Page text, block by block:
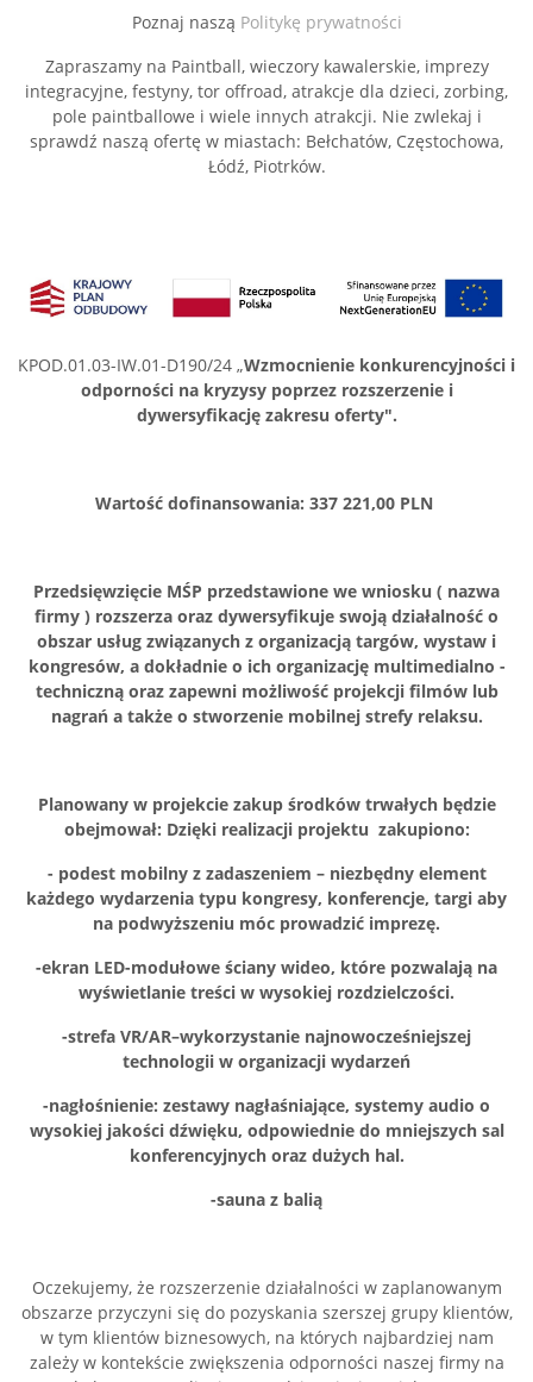
Poznaj naszą Politykę prywatności
Zapraszamy na Paintball, wieczory kawalerskie, imprezy
integracyjne, festyny, tor offroad, atrakcje dla dzieci, zorbing,
pole paintballowe i wiele innych atrakcji. Nie zwlekaj i
sprawdź naszą ofertę w miastach: Bełchatów, Częstochowa,
Łódź, Piotrków.
KPOD.01.03-IW.01-D190/24 „Wzmocnienie konkurencyjności i
odporności na kryzysy poprzez rozszerzenie i
dywersyfikację zakresu oferty".
Wartość dofinansowania: 337 221,00 PLN
Przedsięwzięcie MŚP przedstawione we wniosku ( nazwa
firmy ) rozszerza oraz dywersyfikuje swoją działalność o
obszar usług związanych z organizacją targów, wystaw i
kongresów, a dokładnie o ich organizację multimedialno -
techniczną oraz zapewni możliwość projekcji filmów lub
nagrań a także o stworzenie mobilnej strefy relaksu.
Planowany w projekcie zakup środków trwałych będzie
obejmował: Dzięki realizacji projektu zakupiono:
- podest mobilny z zadaszeniem – niezbędny element
każdego wydarzenia typu kongresy, konferencje, targi aby
na podwyższeniu móc prowadzić imprezę.
-ekran LED-modułowe ściany wideo, które pozwalają na
wyświetlanie treści w wysokiej rozdzielczości.
-strefa VR/AR–wykorzystanie najnowocześniejszej
technologii w organizacji wydarzeń
-nagłośnienie: zestawy nagłaśniające, systemy audio o
wysokiej jakości dźwięku, odpowiednie do mniejszych sal
konferencyjnych oraz dużych hal.
-sauna z balią
Oczekujemy, że rozszerzenie działalności w zaplanowanym
obszarze przyczyni się do pozyskania szerszej grupy klientów,
w tym klientów biznesowych, na których najbardziej nam
zależy w kontekście zwiększenia odporności naszej firmy na